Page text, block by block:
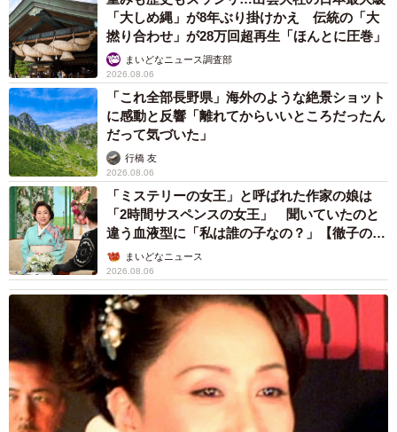
「大しめ縄」が8年ぶり掛けかえ 伝統の「大
撚り合わせ」が28万回超再生「ほんとに圧巻」
まいどなニュース調査部
2026.08.06
「これ全部長野県」海外のような絶景ショット
に感動と反響「離れてからいいところだったん
だって気づいた」
行橋 友
2026.08.06
「ミステリーの女王」と呼ばれた作家の娘は
「2時間サスペンスの女王」 聞いていたのと
違う血液型に「私は誰の子なの？」【徹子の部
屋】まいどなニュース
2026.08.06